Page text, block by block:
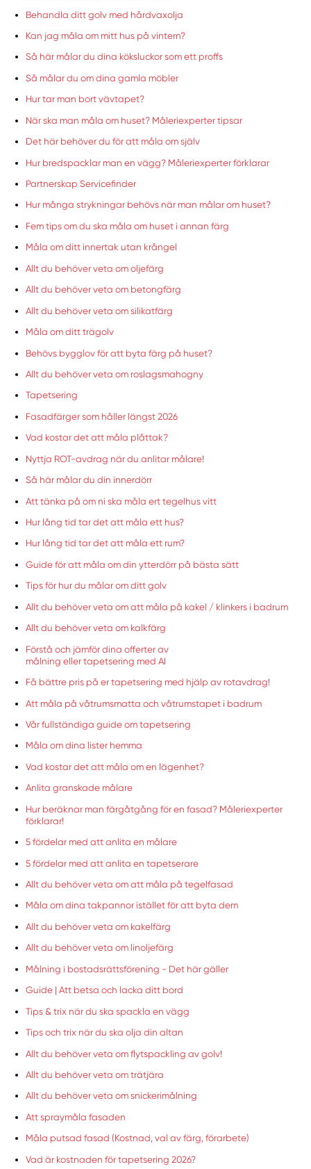
Behandla ditt golv med hårdvaxolja
Kan jag måla om mitt hus på vintern?
Så här målar du dina köksluckor som ett proffs
Så målar du om dina gamla möbler
Hur tar man bort vävtapet?
När ska man måla om huset? Måleriexperter tipsar
Det här behöver du för att måla om själv
Hur bredspacklar man en vägg? Måleriexperter förklarar
Partnerskap Servicefinder
Hur många strykningar behövs när man målar om huset?
Fem tips om du ska måla om huset i annan färg
Måla om ditt innertak utan krångel
Allt du behöver veta om oljefärg
Allt du behöver veta om betongfärg
Allt du behöver veta om silikatfärg
Måla om ditt trägolv
Behövs bygglov för att byta färg på huset?
Allt du behöver veta om roslagsmahogny
Tapetsering
Fasadfärger som håller längst 2026
Vad kostar det att måla plåttak?
Nyttja ROT-avdrag när du anlitar målare!
Så här målar du din innerdörr
Att tänka på om ni ska måla ert tegelhus vitt
Hur lång tid tar det att måla ett hus?
Hur lång tid tar det att måla ett rum?
Guide för att måla om din ytterdörr på bästa sätt
Tips för hur du målar om ditt golv
Allt du behöver veta om att måla på kakel / klinkers i badrum
Allt du behöver veta om kalkfärg
Förstå och jämför dina offerter av
målning eller tapetsering med AI
Få bättre pris på er tapetsering med hjälp av rotavdrag!
Att måla på våtrumsmatta och våtrumstapet i badrum
Vår fullständiga guide om tapetsering
Måla om dina lister hemma
Vad kostar det att måla om en lägenhet?
Anlita granskade målare
Hur beräknar man färgåtgång för en fasad? Måleriexperter
förklarar!
5 fördelar med att anlita en målare
5 fördelar med att anlita en tapetserare
Allt du behöver veta om att måla på tegelfasad
Måla om dina takpannor istället för att byta dem
Allt du behöver veta om kakelfärg
Allt du behöver veta om linoljefärg
Målning i bostadsrättsförening - Det här gäller
Guide | Att betsa och lacka ditt bord
Tips & trix när du ska spackla en vägg
Tips och trix när du ska olja din altan
Allt du behöver veta om flytspackling av golv!
Allt du behöver veta om trätjära
Allt du behöver veta om snickerimålning
Att spraymåla fasaden
Måla putsad fasad (Kostnad, val av färg, förarbete)
Vad är kostnaden för tapetsering 2026?